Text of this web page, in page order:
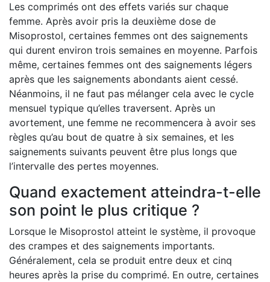
Les comprimés ont des effets variés sur chaque
femme. Après avoir pris la deuxième dose de
Misoprostol, certaines femmes ont des saignements
qui durent environ trois semaines en moyenne. Parfois
même, certaines femmes ont des saignements légers
après que les saignements abondants aient cessé.
Néanmoins, il ne faut pas mélanger cela avec le cycle
mensuel typique qu’elles traversent. Après un
avortement, une femme ne recommencera à avoir ses
règles qu’au bout de quatre à six semaines, et les
saignements suivants peuvent être plus longs que
l’intervalle des pertes moyennes.
Quand exactement atteindra-t-elle
son point le plus critique ?
Lorsque le Misoprostol atteint le système, il provoque
des crampes et des saignements importants.
Généralement, cela se produit entre deux et cinq
heures après la prise du comprimé. En outre, certaines